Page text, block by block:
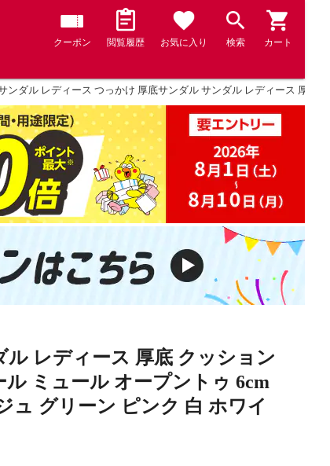
クーポン 閲覧履歴 お気に入り 検索 カート
ンダル レディース つっかけ 厚底サンダル サンダル レディース 厚底
レディース 厚底 クッション
ミュール オープントゥ 6cm
ュ グリーン ピンク 白 ホワイ